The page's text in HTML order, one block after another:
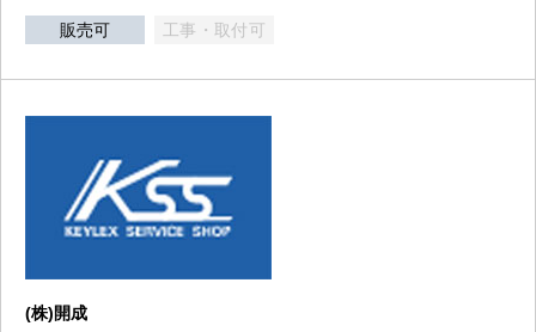
販売可 工事・取付可
(株)開成